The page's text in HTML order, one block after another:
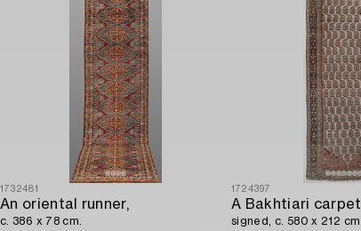
1732481
An oriental runner,
c. 386 x 78 cm.
1724397
A Bakhtiari
signed, c. 580 x 212 cm.